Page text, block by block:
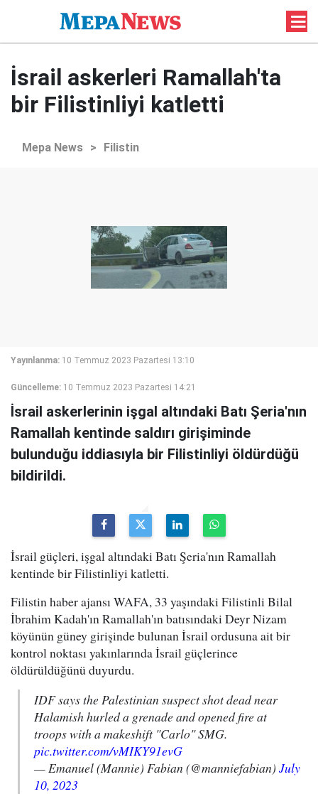
İsrail askerleri Ramallah'ta
bir Filistinliyi katletti
Mepa News > Filistin
Yayınlanma: 10 Temmuz 2023 Pazartesi 13:10
Güncelleme: 10 Temmuz 2023 Pazartesi 14:21
İsrail askerlerinin işgal altındaki Batı Şeria'nın
Ramallah kentinde saldırı girişiminde
bulunduğu iddiasıyla bir Filistinliyi öldürdüğü
bildirildi.
İsrail güçleri, işgal altındaki Batı Şeria'nın Ramallah
kentinde bir Filistinliyi katletti.
Filistin haber ajansı WAFA, 33 yaşındaki Filistinli Bilal
İbrahim Kadah'ın Ramallah'ın batısındaki Deyr Nizam
köyünün güney girişinde bulunan İsrail ordusuna ait bir
kontrol noktası yakınlarında İsrail güçlerince
öldürüldüğünü duyurdu.
IDF says the Palestinian suspect shot dead near
Halamish hurled a grenade and opened fire at
troops with a makeshift "Carlo" SMG.
pic.twitter.com/vMIKY91evG
— Emanuel (Mannie) Fabian (@manniefabian) July
10, 2023